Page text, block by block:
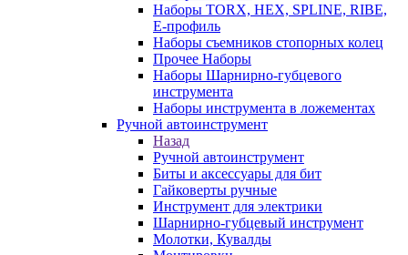
Наборы TORX, HEX, SPLINE, RIBE,
E-профиль
Наборы съемников стопорных колец
Прочее Наборы
Наборы Шарнирно-губцевого
инструмента
Наборы инструмента в ложементах
Ручной автоинструмент
Назад
Ручной автоинструмент
Биты и аксессуары для бит
Гайковерты ручные
Инструмент для электрики
Шарнирно-губцевый инструмент
Молотки, Кувалды